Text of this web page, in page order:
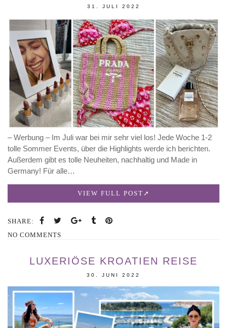
31. JULI 2022
– Werbung – Im Juli war bei mir sehr viel los! Jede Woche 1-2
tolle Sommer Events, über die Highlights werde ich berichten.
Außerdem gibt es tolle Neuheiten, nachhaltig und Made in
Germany! Für alle…
VIEW FULL POST
SHARE:
NO COMMENTS
LUXERIÖSE KROATIEN REISE
30. JUNI 2022